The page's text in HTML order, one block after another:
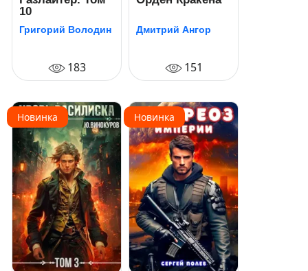
10
Григорий Володин
183
Дмитрий Ангор
151
Новинка Новинка